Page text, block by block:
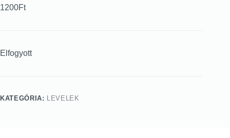
1200Ft
Elfogyott
KATEGÓRIA: LEVELEK